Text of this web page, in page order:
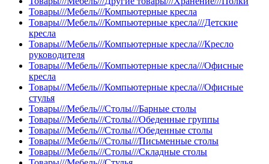
Товары///Мебель///Компьютерные кресла
Товары///Мебель///Компьютерные кресла///Детские
кресла
Товары///Мебель///Компьютерные кресла///Кресло
руководителя
Товары///Мебель///Компьютерные кресла///Офисные
кресла
Товары///Мебель///Компьютерные кресла///Офисные
стулья
Товары///Мебель///Столы///Барные столы
Товары///Мебель///Столы///Обеденные группы
Товары///Мебель///Столы///Обеденные столы
Товары///Мебель///Столы///Письменные столы
Товары///Мебель///Столы///Складные столы